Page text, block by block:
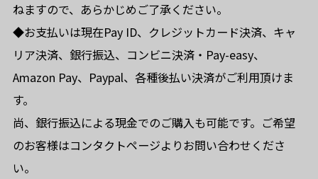
ねますので、あらかじめご了承ください。
◆お支払いは現在Pay ID、クレジットカード決済、キャ
リア決済、銀行振込、コンビニ決済・Pay-easy、
Amazon Pay、Paypal、各種後払い決済がご利用頂けま
す。
尚、銀行振込による現金でのご購入も可能です。ご希望
のお客様はコンタクトページよりお問い合わせくださ
い。